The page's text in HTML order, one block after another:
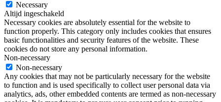
Necessary
Altijd ingeschakeld
Necessary cookies are absolutely essential for the website to
function properly. This category only includes cookies that ensures
basic functionalities and security features of the website. These
cookies do not store any personal information.
Non-necessary
Non-necessary
Any cookies that may not be particularly necessary for the website
to function and is used specifically to collect user personal data via
analytics, ads, other embedded contents are termed as non-necessary